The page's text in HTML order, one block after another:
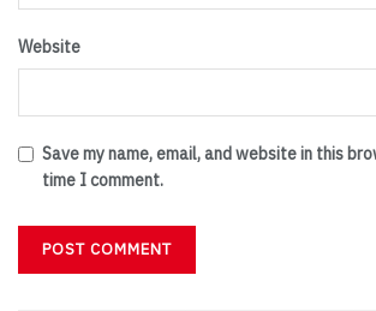
Website
Save my name, email, and website in this
time I comment.